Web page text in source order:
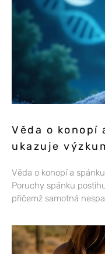
Věda o konopí
ukazuje
Věda o konopí a
Poruchy spánku
přičemž samotná